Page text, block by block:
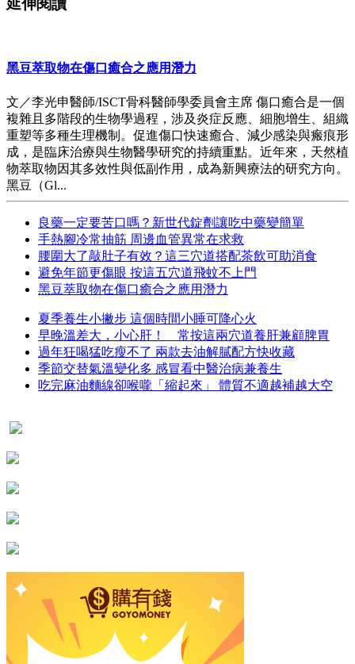
延伸閱讀
黑豆萃取物在傷口癒合之應用潛力
文／李光申醫師/ISCT骨科醫師學委員會主席 傷口癒合是一個
複雜且多階段的生物學過程，涉及炎症反應、細胞增生、組織
重塑等多種生理機制。促進傷口快速癒合、減少感染與瘢痕形
成，是臨床治療與生物醫學研究的持續重點。近年來，天然植
物萃取物因其多效性與低副作用，成為新興療法的研究方向。
黑豆（Gl...
良藥一定要苦口嗎？新世代錠劑讓吃中藥變簡單
手熱腳冷常抽筋 周邊血管異常在求救
腰圍大了敲肚子有效？這三穴道搭配茶飲可助消食
避免年節更傷眼 按這五穴道飛蚊不上門
黑豆萃取物在傷口癒合之應用潛力
夏季養生小撇步 這個時間小睡可降心火
早晚溫差大，小心肝！ 常按這兩穴道養肝兼顧脾胃
過年狂喝猛吃瘦不了 兩款去油解膩配方快收藏
季節交替氣溫變化多 感冒看中醫治病兼養生
吃完麻油麵線卻喉嚨「縮起來」 體質不適越補越大空